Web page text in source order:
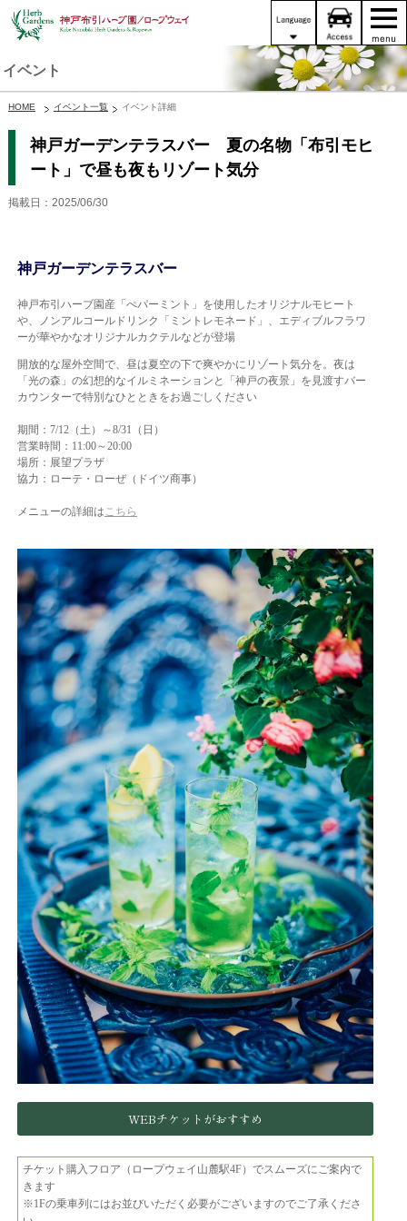
イベント
HOME イベント一覧 イベント詳細
神戸ガーデンテラスバー 夏の名物「布引モヒ
ート」で昼も夜もリゾート気分
掲載日：2025/06/30
神戸ガーデンテラスバー
神戸布引ハーブ園産「ぺパーミント」を使用したオリジナルモヒート
や、ノンアルコールドリンク「ミントレモネード」、エディブルフラワ
ーが華やかなオリジナルカクテルなどが登場
開放的な屋外空間で、昼は夏空の下で爽やかにリゾート気分を。夜は
「光の森」の幻想的なイルミネーションと「神戸の夜景」を見渡すバー
カウンターで特別なひとときをお過ごしください
期間：7/12（土）～8/31（日）
営業時間：11:00～20:00
場所：展望プラザ
協力：ローテ・ローぜ（ドイツ商事）
メニューの詳細はこちら
WEBチケットがおすすめ
チケット購入フロア（ロープウェイ山麓駅4F）でスムーズにご案内で
きます
※1Fの乗車列にはお並びいただく必要がございますのでご了承くださ